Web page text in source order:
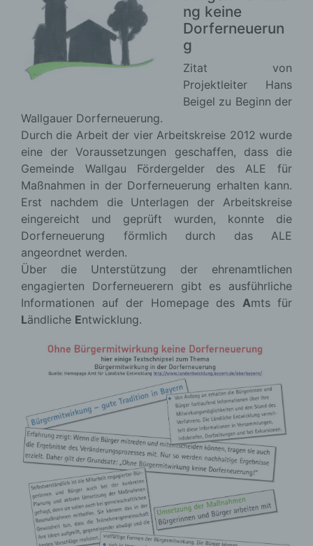
ng keine
Dorferneuerun
g
Zitat von
Projektleiter Hans
Beigel zu Beginn der
Wallgauer Dorferneuerung.
Durch die Arbeit der vier Arbeitskreise 2012 wurde
eine der Voraussetzungen geschaffen, dass die
Gemeinde Wallgau Fördergelder des ALE für
Maßnahmen in der Dorferneuerung erhalten kann.
Erst nachdem die Unterlagen der Arbeitskreise
eingereicht und geprüft wurden, konnte die
Dorferneuerung förmlich durch das ALE
angeordnet werden.
Über die Unterstützung der ehrenamtlichen
engagierten Dorferneuerern gibt es ausführliche
Informationen auf der Homepage des Amts für
Ländliche Entwicklung.